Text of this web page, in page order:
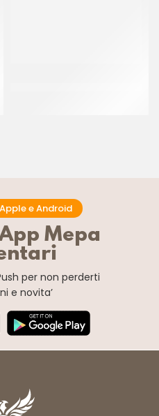
e Android
Mepa
per non perderti
e novita’